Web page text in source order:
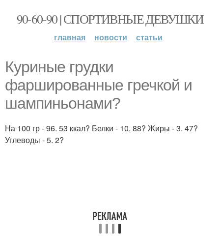
90-60-90 | СПОРТИВНЫЕ ДЕВУШКИ
главная новости статьи
Куриные грудки
фаршированные гречкой и
шампиньонами?
На 100 гр - 96. 53 ккал? Белки - 10. 88? Жиры - 3. 47?
Углеводы - 5. 2?